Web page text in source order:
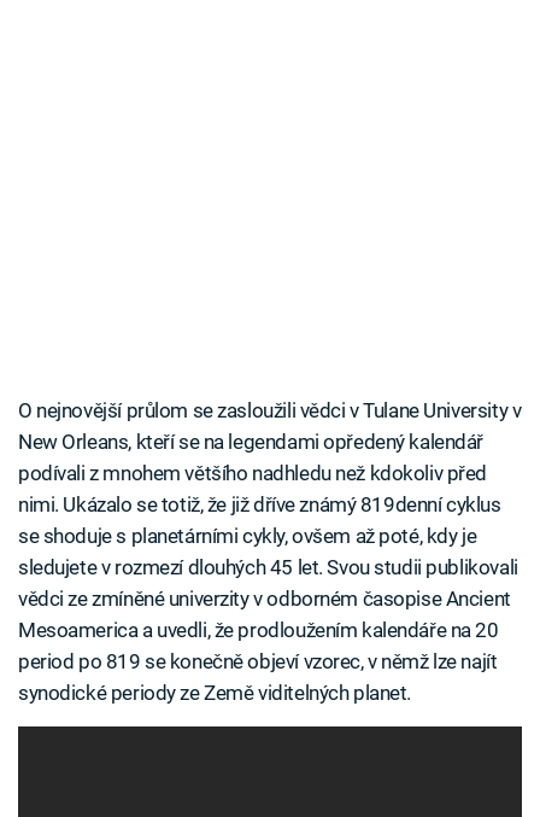
O nejnovější průlom se zasloužili vědci v Tulane University v
New Orleans, kteří se na legendami opředený kalendář
podívali z mnohem většího nadhledu než kdokoliv před
nimi. Ukázalo se totiž, že již dříve známý 819denní cyklus
se shoduje s planetárními cykly, ovšem až poté, kdy je
sledujete v rozmezí dlouhých 45 let. Svou studii publikovali
vědci ze zmíněné univerzity v odborném časopise Ancient
Mesoamerica a uvedli, že prodloužením kalendáře na 20
period po 819 se konečně objeví vzorec, v němž lze najít
synodické periody ze Země viditelných planet.